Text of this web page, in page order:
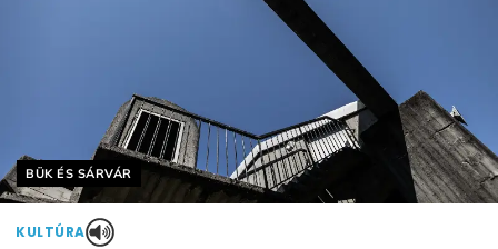
Helyszín címkék:
BÜK ÉS SÁRVÁR
KULTÚRA